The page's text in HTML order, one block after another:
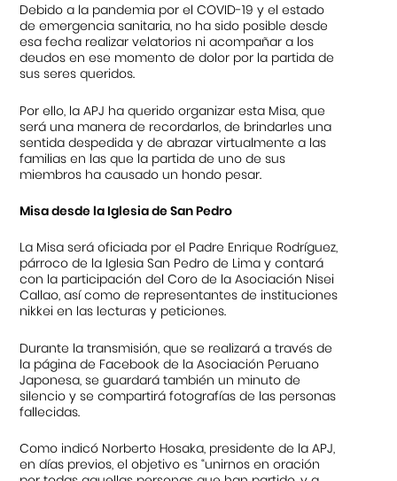
Debido a la pandemia por el COVID-19 y el estado
de emergencia sanitaria, no ha sido posible desde
esa fecha realizar velatorios ni acompañar a los
deudos en ese momento de dolor por la partida de
sus seres queridos.
Por ello, la APJ ha querido organizar esta Misa, que
será una manera de recordarlos, de brindarles una
sentida despedida y de abrazar virtualmente a las
familias en las que la partida de uno de sus
miembros ha causado un hondo pesar.
Misa desde la Iglesia de San Pedro
La Misa será oficiada por el Padre Enrique Rodríguez,
párroco de la Iglesia San Pedro de Lima y contará
con la participación del Coro de la Asociación Nisei
Callao, así como de representantes de instituciones
nikkei en las lecturas y peticiones.
Durante la transmisión, que se realizará a través de
la página de Facebook de la Asociación Peruano
Japonesa, se guardará también un minuto de
silencio y se compartirá fotografías de las personas
fallecidas.
Como indicó Norberto Hosaka, presidente de la APJ,
en días previos, el objetivo es “unirnos en oración